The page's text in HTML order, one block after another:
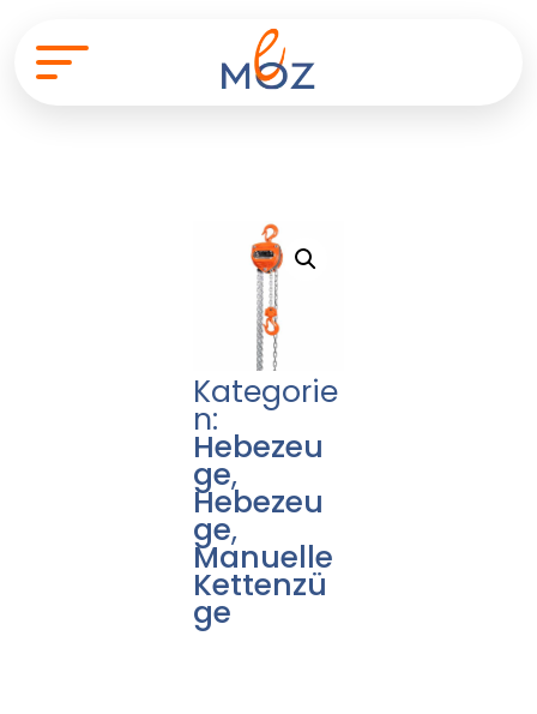
Kategorie
n:
Hebezeu
ge,
Hebezeu
ge,
Manuelle
Kettenzü
ge